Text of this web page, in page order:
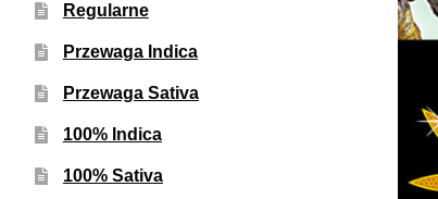
Regularne
Przewaga Indica
Przewaga Sativa
100% Indica
100% Sativa